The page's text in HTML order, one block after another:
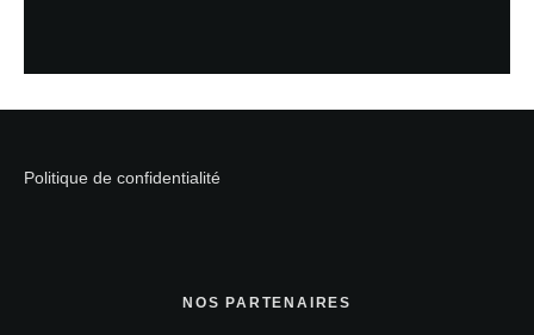
Politique de confidentialité
NOS PARTENAIRES